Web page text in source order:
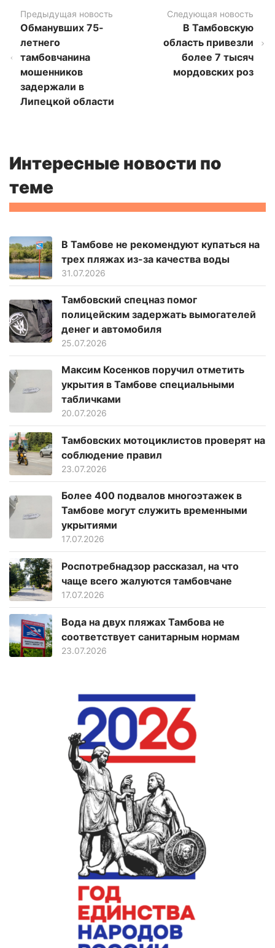
Предыдущая новость
Обманувших 75-
летнего
тамбовчанина
мошенников
задержали в
Липецкой области
Следующая новость
В Тамбовскую
область привезли
более 7 тысяч
мордовских роз
Интересные новости по
теме
В Тамбове не рекомендуют купаться на
трех пляжах из-за качества воды
31.07.2026
Тамбовский спецназ помог
полицейским задержать вымогателей
денег и автомобиля
25.07.2026
Максим Косенков поручил отметить
укрытия в Тамбове специальными
табличками
20.07.2026
Тамбовских мотоциклистов проверят на
соблюдение правил
23.07.2026
Более 400 подвалов многоэтажек в
Тамбове могут служить временными
укрытиями
17.07.2026
Роспотребнадзор рассказал, на что
чаще всего жалуются тамбовчане
17.07.2026
Вода на двух пляжах Тамбова не
соответствует санитарным нормам
23.07.2026